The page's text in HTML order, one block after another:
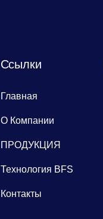
Сcылки
Главная
О Компании
ПРОДУКЦИЯ
Технология BFS
Контакты